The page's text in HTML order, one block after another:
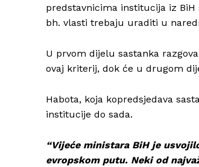
predstavnicima institucija iz
bh. vlasti trebaju uraditi u
U prvom dijelu sastanka
ovaj kriterij, dok će u drugom
Habota, koja kopredsjedava
institucije do sada.
“Vijeće ministara BiH je
evropskom putu. Neki od